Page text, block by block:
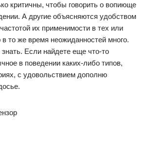
критичны, чтобы говорить о вопиюще
А другие объясняются удобством
их применимости в тех или
то же время неожиданностей много.
Если найдете еще что-то
в поведении каких-либо типов,
с удовольствием дополню